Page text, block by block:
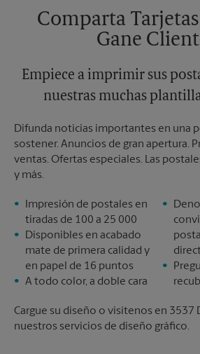
Lunes
5:00 PM
5:00 PM
Comparta Tarjetas
Gane
Empiece a imprimir sus
nuestras muchas
Difunda noticias importantes en una
sostener. Anuncios de gran apertura.
ventas. Ofertas especiales. Las
y más.
Impresión de postales en
tiradas de 100 a 25 000
Disponibles en acabado
mate de primera calidad y
en papel de 16 puntos
A todo color, a doble cara
Cargue su diseño o visítenos en 3537
nuestros servicios de diseño gráfico.